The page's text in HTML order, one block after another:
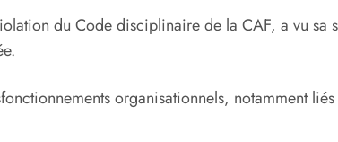
du Code disciplinaire de la CAF, a vu sa
organisationnels, notamment